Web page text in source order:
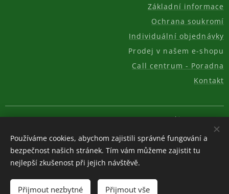
Do košíku
Základní informace
Ochrana soukromí
Individuální objednávky
Prodej v našem e-shopu
Call centrum - Poradna
Kontakt
© 2011-2026, AKC REAL GROUP s.r.o. Cookies
Měna
CZK Kč
EUR € USD $
Používáme cookies, abychom zajistili správné fungování a
bezpečnost našich stránek. Tím vám můžeme zajistit tu
nejlepší zkušenost při jejich návštěvě.
Přijmout nezbytné Přijmout vše